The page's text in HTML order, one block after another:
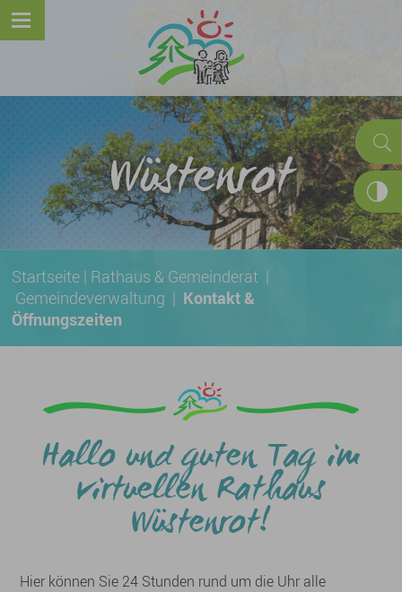
Wüstenrot
Startseite | Rathaus & Gemeinderat |
Gemeindeverwaltung | Kontakt &
Öffnungszeiten
Hallo und guten Tag im
virtuellen Rathaus
Wüstenrot!
Hier können Sie 24 Stunden rund um die Uhr alle